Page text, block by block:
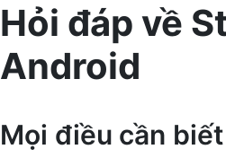
Hỏi đáp về
Android
Mọi điều cần